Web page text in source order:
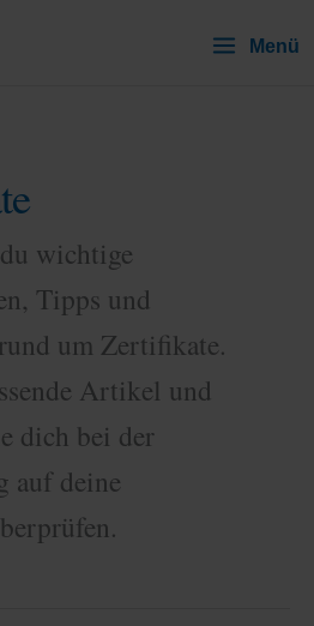
Menü
wichtige
Tipps und
um Zertifikate.
Artikel und
dich bei der
auf deine